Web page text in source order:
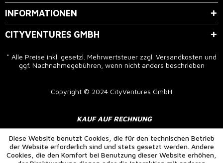
INFORMATIONEN
CITYVENTURES GMBH
* Alle Preise inkl. gesetzl. Mehrwertsteuer zzgl. Versandkosten und
ggf. Nachnahmegebühren, wenn nicht anders beschrieben
Copyright © 2024 CityVentures GmbH
KAUF AUF RECHNUNG
Diese Website benutzt Cookies, die für den technischen Betrieb
der Website erforderlich sind und stets gesetzt werden. Andere
Cookies, die den Komfort bei Benutzung dieser Website erhöhen,